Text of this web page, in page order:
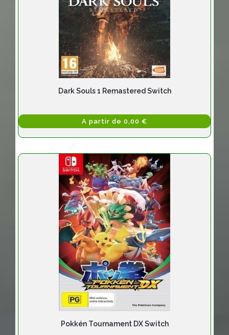
Dark Souls 1 Remastered Switch
A partir de 0,00 €
Pokkén Tournament DX Switch